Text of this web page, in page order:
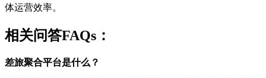
体运营效率。
相关问答FAQs：
差旅聚合平台是什么？